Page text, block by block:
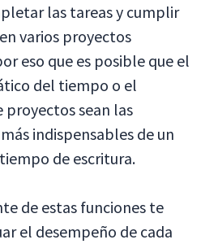
las tareas y cumplir
varios proyectos
eso que es posible que el
del tiempo o el
proyectos sean las
indispensables de un
de escritura.
de estas funciones te
el desempeño de cada